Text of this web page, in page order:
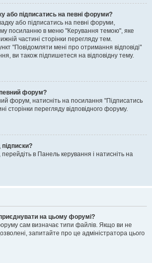
або підписатись на певні форуми?
або підписатись на певні форуми,
посиланню в меню "Керування темою", яке
частині сторінки перегляду тем.
"Повідомляти мені про отримання відповіді"
ви також підпишетеся на відповідну тему.
певний форум?
форум, натисніть на посилання "Підписатись
сторінки перегляду відповідного форуму.
підписки?
перейдіть в Панель керування і натисніть на
на цьому форумі?
сам визначає типи файлів. Якщо ви не
запитайте про це адміністратора цього